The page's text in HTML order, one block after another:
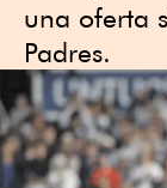
una oferta
Padres.